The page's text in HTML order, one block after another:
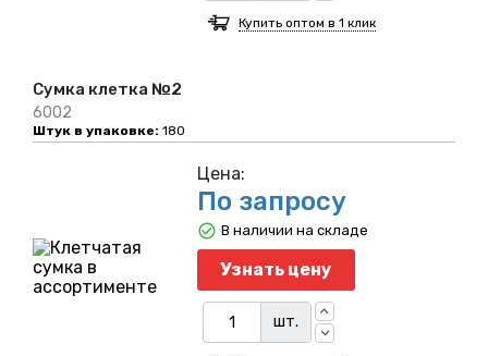
Сумка клетка №2
6002
Штук в упаковке: 180
Купить оптом в 1 клик
Цена:
По запросу
Узнать цену
шт.
В наличии на складе